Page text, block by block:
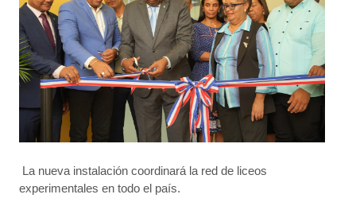
La nueva instalación coordinará la red de liceos
experimentales en todo el país.